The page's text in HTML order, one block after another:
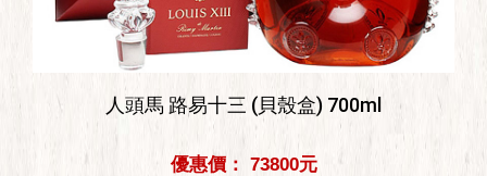
人頭馬 路易十三 (貝殼盒) 700ml
優惠價： 73800元